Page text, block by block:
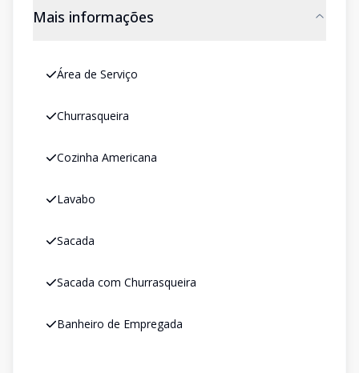
Mais informações
Área de Serviço
Churrasqueira
Cozinha Americana
Lavabo
Sacada
Sacada com Churrasqueira
Banheiro de Empregada